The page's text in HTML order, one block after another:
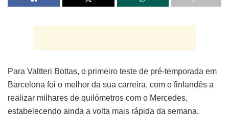
Para Valtteri Bottas, o primeiro teste de pré-temporada em
Barcelona foi o melhor da sua carreira, com o finlandês a
realizar milhares de quilómetros com o Mercedes,
estabelecendo ainda a volta mais rápida da semana.